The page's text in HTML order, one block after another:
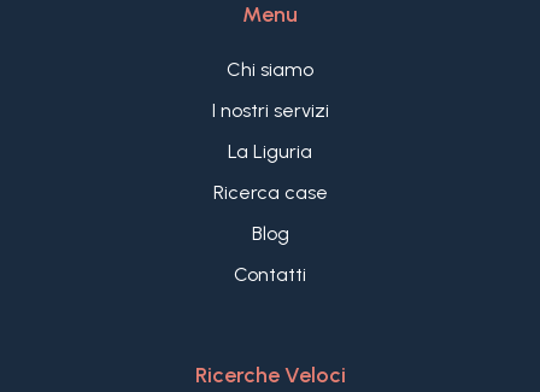
Menu
Chi siamo
I nostri servizi
La Liguria
Ricerca case
Blog
Contatti
Ricerche Veloci